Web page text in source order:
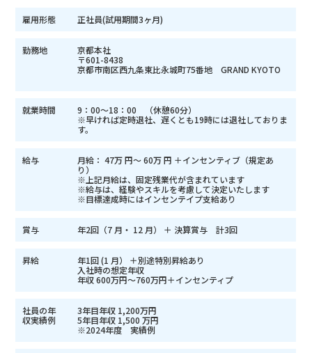
雇用形態 正社員(試用期間3ヶ月)
勤務地
京都本社
〒601-8438
京都市南区西九条東比永城町75番地 GRAND KYOTO
就業時間
9：00～18：00 （休憩60分）
※早ければ定時退社、遅くとも19時には退社しておりま
す。
給与
月給： 47万 円～ 60万 円 ＋インセンティブ（規定あ
り）
※上記月給は、固定残業代が含まれています
※給与は、経験やスキルを考慮して決定いたします
※目標達成時にはインセンテイプ支給あり
賞与 年2回（7 月・ 12 月） ＋ 決算賞与 計3回
昇給
年1回 (1 月） ＋別途特別昇給あり
入社時の想定年収
年収 600万円～760万円＋インセンティプ
社員の年
収実績例
3年目年収 1,200万円
5年目年収 1,500 万円
※2024年度 実績例